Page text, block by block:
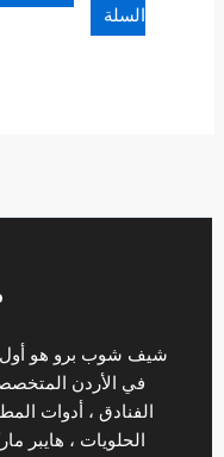
السلة
شيف شوب برو هو أول
في الأردن
الفنادق ، أدوات
الحلويات ، هايبر